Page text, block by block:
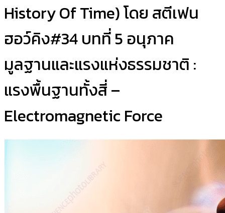
History Of Time) โดย สตีเฟน
ฮอว์คิง#34 บทที่ 5 อนุภาค
มูลฐานและแรงแห่งธรรมชาติ :
แรงพื้นฐานทั้งสี่ –
Electromagnetic Force